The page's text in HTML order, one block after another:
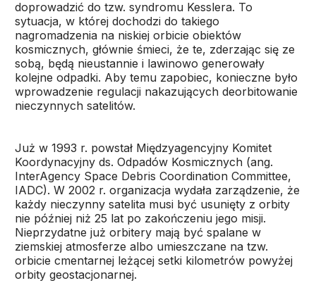
doprowadzić do tzw. syndromu Kesslera. To
sytuacja, w której dochodzi do takiego
nagromadzenia na niskiej orbicie obiektów
kosmicznych, głównie śmieci, że te, zderzając się ze
sobą, będą nieustannie i lawinowo generowały
kolejne odpadki. Aby temu zapobiec, konieczne było
wprowadzenie regulacji nakazujących deorbitowanie
nieczynnych satelitów.
Już w 1993 r. powstał Międzyagencyjny Komitet
Koordynacyjny ds. Odpadów Kosmicznych (ang.
Inter­Agency Space Debris Coordination Committee,
IADC). W 2002 r. organizacja wydała zarządzenie, że
każdy nieczynny satelita musi być usunięty z orbity
nie później niż 25 lat po zakończeniu jego misji.
Nieprzydatne już orbitery mają być spalane w
ziemskiej atmosferze albo umieszczane na tzw.
orbicie cmentarnej leżącej setki kilometrów powyżej
orbity geostacjonarnej.